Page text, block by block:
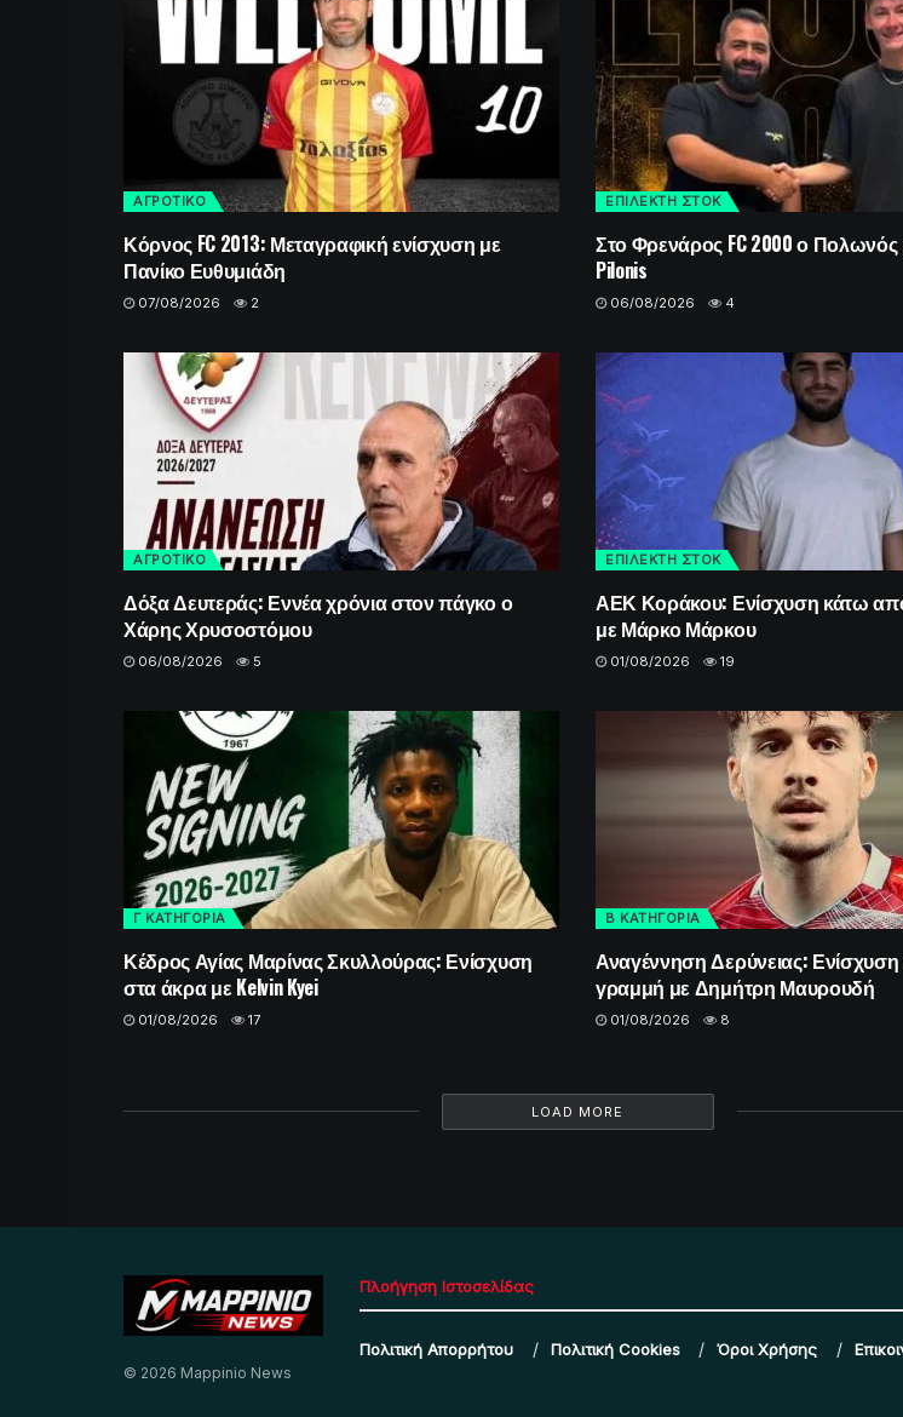
ΑΓΡΟΤΙΚΟ
Κόρνος FC 2013: Μεταγραφική ενίσχυση με
Πανίκο Ευθυμιάδη
07/08/2026 2
ΕΠΙΛΕΚΤΗ ΣΤΟΚ
Στο Φρενάρος FC 2000 ο Πολωνός
Pilonis
06/08/2026 4
ΑΓΡΟΤΙΚΟ
Δόξα Δευτεράς: Εννέα χρόνια στον πάγκο ο
Χάρης Χρυσοστόμου
06/08/2026 5
ΕΠΙΛΕΚΤΗ ΣΤΟΚ
ΑΕΚ Κοράκου: Ενίσχυση κάτω
με Μάρκο Μάρκου
01/08/2026 19
Γ ΚΑΤΗΓΟΡΙΑ
Κέδρος Αγίας Μαρίνας Σκυλλούρας: Ενίσχυση
στα άκρα με Kelvin Kyei
01/08/2026 17
Β ΚΑΤΗΓΟΡΙΑ
Αναγέννηση Δερύνειας:
γραμμή με Δημήτρη Μαυρουδή
01/08/2026 8
LOAD MORE
© 2026 Mappinio News
Πλοήγηση Ιστοσελίδας
Πολιτική Απορρήτου Πολιτική Cookies Όροι Χρήσης